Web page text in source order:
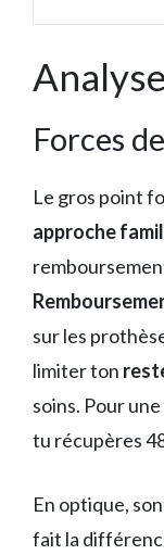
Forces
Le gros point
approche
sur les
limiter ton
soins. Pour
tu récupères
En optique,
fait la